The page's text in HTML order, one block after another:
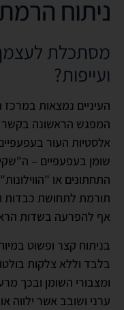
ניתוח
מסתכלת
ועייפות?
העיניים נמצאות
המפגש הראשונה בקשר
אלסטיות העור
שומן בעפעפיים –
התחתונים או
תורמת לתחושת כבדות
אף להפרעה בשדות
בניתוח קצר ופשוט
בלבד וללא צלקות
ומצבורי השומן ובכך
ערני ושובב אשר ילווה